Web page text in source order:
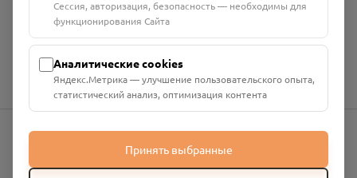
Руднянский, г. Рудня, улица Западная, д. 26А, пом. 18
Номер счёта: 40702810901130004287 в АО "АЛЬФА-БАНК"
Кор. счёт: 30101810200000000593
info@pomnim.online
Сессия, авторизация, безопасность — необходимы для
функционирования Сайта
Аналитические cookies
Яндекс.Метрика — улучшение пользовательского опыта,
статистический анализ, оптимизация контента
Принять выбранные